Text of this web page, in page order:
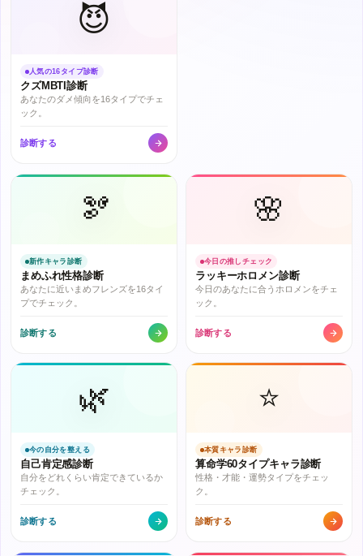
😈
人気の16タイプ診断
クズMBTI診断
あなたのダメ傾向を16タイプでチェ
ック。
診断する
🫘
新作キャラ診断
まめふれ性格診断
あなたに近いまめフレンズを16タイ
プでチェック。
診断する
🌸
今日の推しチェック
ラッキーホロメン診断
今日のあなたに合うホロメンをチェ
ック。
診断する
🌿
今の自分を整える
自己肯定感診断
自分をどれくらい肯定できているか
チェック。
診断する
⭐
本質キャラ診断
算命学60タイプキャラ診断
性格・才能・運勢タイプをチェッ
ク。
診断する